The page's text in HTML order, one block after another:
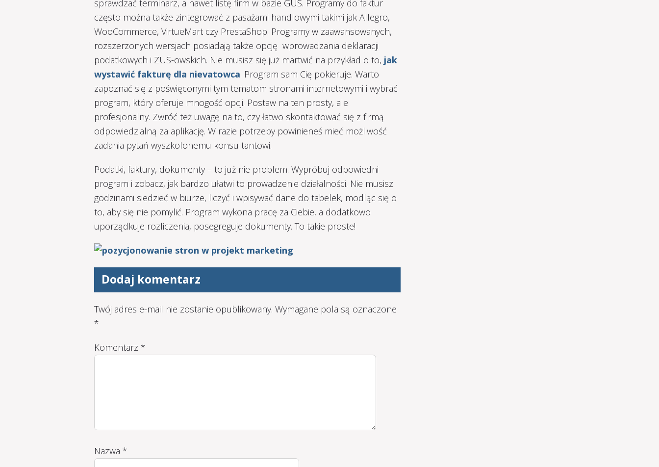
sprawdzać terminarz, a nawet listę firm w bazie GUS. Programy do faktur
często można także zintegrować z pasażami handlowymi takimi jak Allegro,
WooCommerce, VirtueMart czy PrestaShop. Programy w zaawansowanych,
rozszerzonych wersjach posiadają także opcję wprowadzania deklaracji
podatkowych i ZUS-owskich. Nie musisz się już martwić na przykład o to, jak
wystawić fakturę dla nievatowca. Program sam Cię pokieruje. Warto
zapoznać się z poświęconymi tym tematom stronami internetowymi i wybrać
program, który oferuje mnogość opcji. Postaw na ten prosty, ale
profesjonalny. Zwróć też uwagę na to, czy łatwo skontaktować się z firmą
odpowiedzialną za aplikację. W razie potrzeby powinieneś mieć możliwość
zadania pytań wyszkolonemu konsultantowi.
Podatki, faktury, dokumenty – to już nie problem. Wypróbuj odpowiedni
program i zobacz, jak bardzo ułatwi to prowadzenie działalności. Nie musisz
godzinami siedzieć w biurze, liczyć i wpisywać dane do tabelek, modląc się o
to, aby się nie pomylić. Program wykona pracę za Ciebie, a dodatkowo
uporządkuje rozliczenia, posegreguje dokumenty. To takie proste!
Dodaj komentarz
Twój adres e-mail nie zostanie opublikowany. Wymagane pola są oznaczone
*
Komentarz *
Nazwa *